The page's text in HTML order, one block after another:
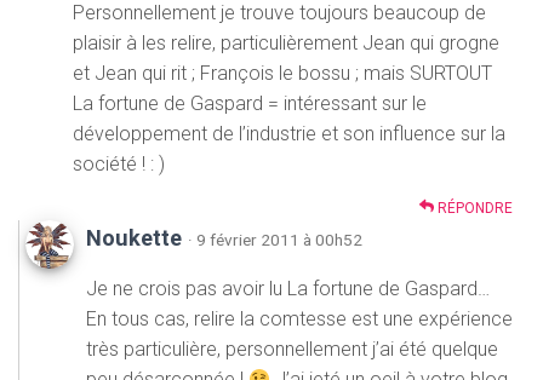
Personnellement je trouve toujours beaucoup de
plaisir à les relire, particulièrement Jean qui grogne
et Jean qui rit ; François le bossu ; mais SURTOUT
La fortune de Gaspard = intéressant sur le
développement de l’industrie et son influence sur la
société ! : )
RÉPONDRE
Noukette · 9 février 2011 à 00h52
Je ne crois pas avoir lu La fortune de Gaspard…
En tous cas, relire la comtesse est une expérience
très particulière, personnellement j’ai été quelque